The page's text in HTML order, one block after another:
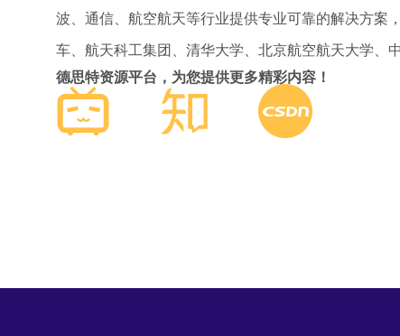
波、通信、航空航天等行业提供专业可靠的解决方案
车、航天科工集团、清华大学、北京航空航天大学、中
德思特资源平台，为您提供更多精彩内容！